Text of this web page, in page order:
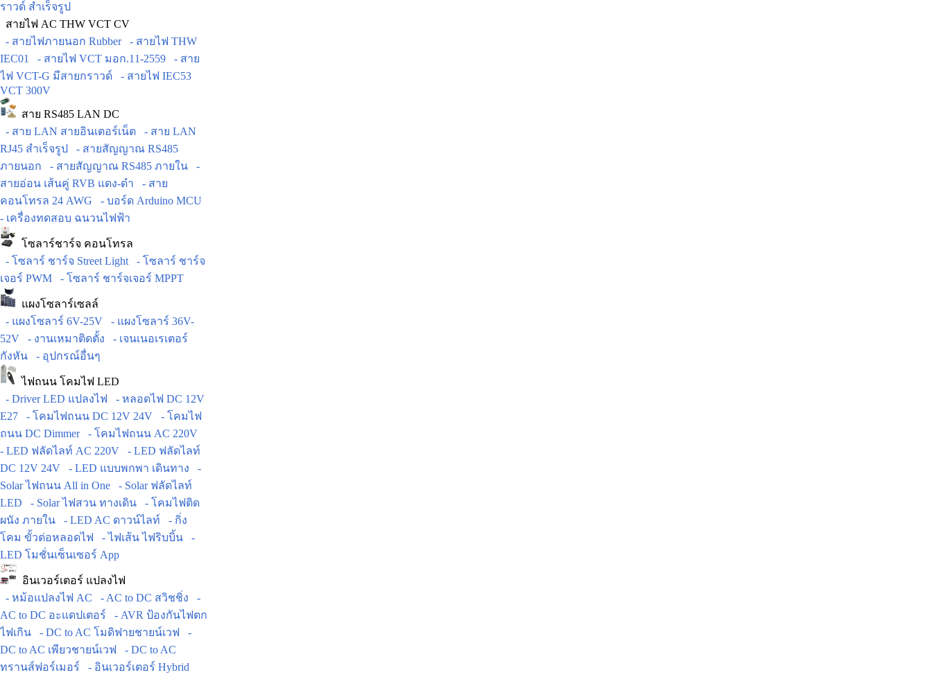
ราวด์ สำเร็จรูป
สายไฟ AC THW VCT CV
- สายไฟภายนอก Rubber
- สายไฟ THW
IEC01
- สายไฟ VCT มอก.11-2559
- สาย
ไฟ VCT-G มีสายกราวด์
- สายไฟ IEC53
VCT 300V
สาย RS485 LAN DC
- สาย LAN สายอินเตอร์เน็ต
- สาย LAN
RJ45 สำเร็จรูป
- สายสัญญาณ RS485
ภายนอก
- สายสัญญาณ RS485 ภายใน
-
สายอ่อน เส้นคู่ RVB แดง-ดำ
- สาย
คอนโทรล 24 AWG
- บอร์ด Arduino MCU
- เครื่องทดสอบ ฉนวนไฟฟ้า
โซลาร์ชาร์จ คอนโทรล
- โซลาร์ ชาร์จ Street Light
- โซลาร์ ชาร์จ
เจอร์ PWM
- โซลาร์ ชาร์จเจอร์ MPPT
แผงโซลาร์เซลล์
- แผงโซลาร์ 6V-25V
- แผงโซลาร์ 36V-
52V
- งานเหมาติดตั้ง
- เจนเนอเรเตอร์
กังหัน
- อุปกรณ์อื่นๆ
ไฟถนน โคมไฟ LED
- Driver LED แปลงไฟ
- หลอดไฟ DC 12V
E27
- โคมไฟถนน DC 12V 24V
- โคมไฟ
ถนน DC Dimmer
- โคมไฟถนน AC 220V
- LED ฟลัดไลท์ AC 220V
- LED ฟลัดไลท์
DC 12V 24V
- LED แบบพกพา เดินทาง
-
Solar ไฟถนน All in One
- Solar ฟลัดไลท์
LED
- Solar ไฟสวน ทางเดิน
- โคมไฟติด
ผนัง ภายใน
- LED AC ดาวน์ไลท์
- กิ่ง
โคม ขั้วต่อหลอดไฟ
- ไฟเส้น ไฟริบบิ้น
-
LED โมชั่นเซ็นเซอร์ App
อินเวอร์เตอร์ แปลงไฟ
- หม้อแปลงไฟ AC
- AC to DC สวิชชิ่ง
-
AC to DC อะแดปเตอร์
- AVR ป้องกันไฟตก
ไฟเกิน
- DC to AC โมดิฟายชายน์เวฟ
-
DC to AC เพียวชายน์เวฟ
- DC to AC
ทรานส์ฟอร์เมอร์
- อินเวอร์เตอร์ Hybrid